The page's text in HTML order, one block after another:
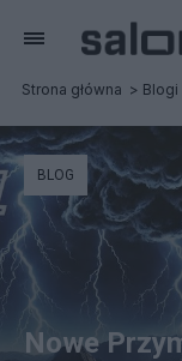
Strona główna Blogi
BLOG
Nowe